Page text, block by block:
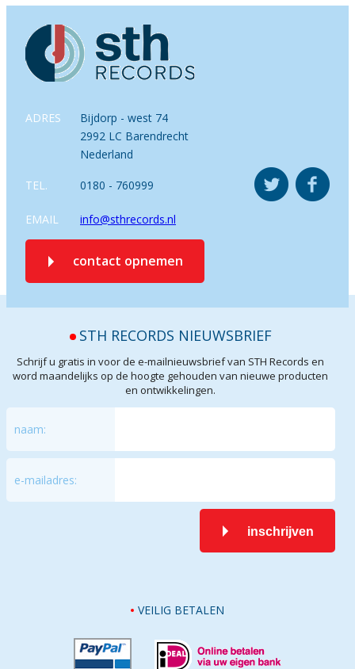
van der Steen.
ADRES
Bijdorp - west 74
2992 LC Barendrecht
Nederland
TEL. 0180 - 760999
EMAIL info@sthrecords.nl
contact opnemen
STH RECORDS NIEUWSBRIEF
Schrijf u gratis in voor de e-mailnieuwsbrief van STH Records en
word maandelijks op de hoogte gehouden van nieuwe producten
en ontwikkelingen.
naam:
e-mailadres:
inschrijven
VEILIG BETALEN